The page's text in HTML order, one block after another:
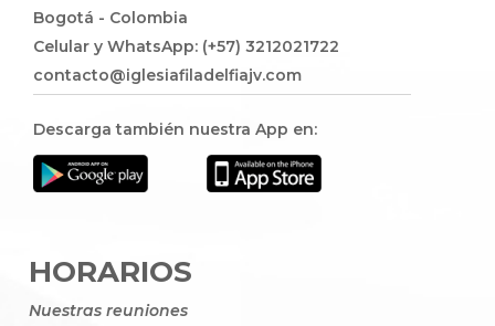
Bogotá - Colombia
Celular y WhatsApp: (+57) 3212021722
contacto@iglesiafiladelfiajv.com
Descarga también nuestra App en:
HORARIOS
Nuestras reuniones